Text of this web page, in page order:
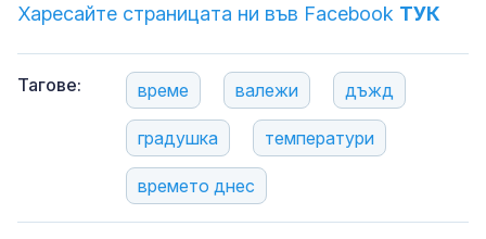
Харесайте страницата ни във Facebook ТУК
Тагове: време валежи дъжд
градушка температури
времето днес